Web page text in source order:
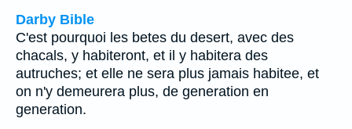
Darby Bible
C'est pourquoi les betes du desert, avec des
chacals, y habiteront, et il y habitera des
autruches; et elle ne sera plus jamais habitee, et
on n'y demeurera plus, de generation en
generation.